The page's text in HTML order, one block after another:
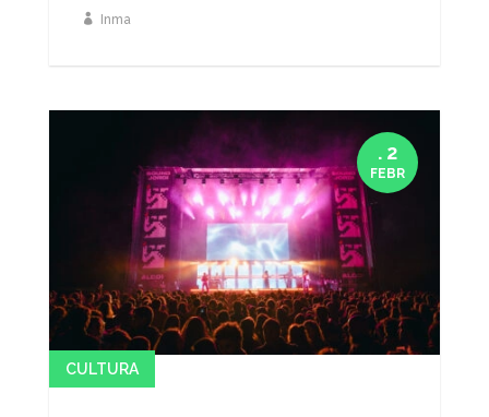
Inma
CULTURA
. 2
FEBR